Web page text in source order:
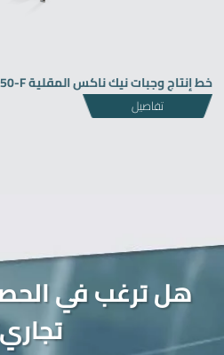
خط إنتاج وجبات نيك ناكس المقلية CH350-F
تفاصيل
هل ترغب في